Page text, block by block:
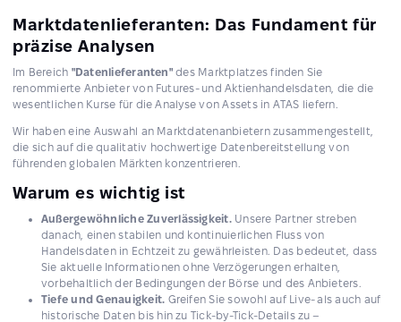
Marktdatenlieferanten: Das Fundament für
präzise Analysen
Im Bereich "Datenlieferanten"des Marktplatzes finden Sie
renommierte Anbieter von Futures- und Aktienhandelsdaten, die die
wesentlichen Kurse für die Analyse von Assets in ATAS liefern.
Wir haben eine Auswahl an Marktdatenanbietern zusammengestellt,
die sich auf die qualitativ hochwertige Datenbereitstellung von
führenden globalen Märkten konzentrieren.
Warum es wichtig ist
Außergewöhnliche Zuverlässigkeit.Unsere Partner streben
danach, einen stabilen und kontinuierlichen Fluss von
Handelsdaten in Echtzeit zu gewährleisten. Das bedeutet, dass
Sie aktuelle Informationen ohne Verzögerungen erhalten,
vorbehaltlich der Bedingungen der Börse und des Anbieters.
Tiefe und Genauigkeit. Greifen Sie sowohl auf Live- als auch auf
historische Daten bis hin zu Tick-by-Tick-Details zu –